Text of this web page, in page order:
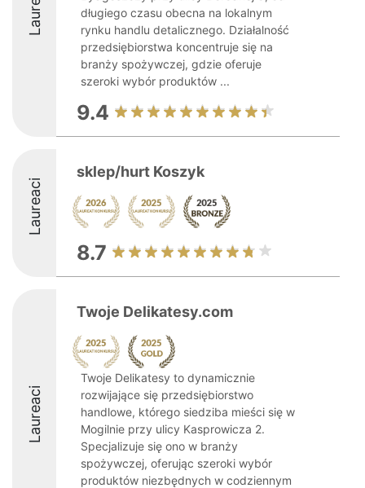
długiego czasu obecna na lokalnym
rynku handlu detalicznego. Działalność
przedsiębiorstwa koncentruje się na
branży spożywczej, gdzie oferuje
szeroki wybór produktów ...
9.4
Laureaci
sklep/hurt Koszyk
8.7
Laureaci
Twoje Delikatesy.com
Twoje Delikatesy to dynamicznie
rozwijające się przedsiębiorstwo
handlowe, którego siedziba mieści się w
Mogilnie przy ulicy Kasprowicza 2.
Specjalizuje się ono w branży
spożywczej, oferując szeroki wybór
produktów niezbędnych w codziennym